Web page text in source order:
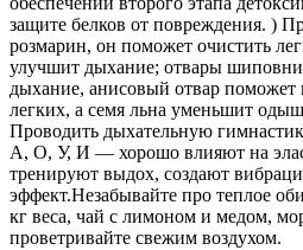
защите белков от повреждения. )
розмарин, он поможет очистить
улучшит дыхание; отвары
дыхание, анисовый отвар поможет
легких, а семя льна уменьшит
Проводить дыхательную
А, О, У, И — хорошо влияют на
тренируют выдох, создают
эффект.Незабывайте про теплое
кг веса, чай с лимоном и медом,
проветривайте свежим воздухом.